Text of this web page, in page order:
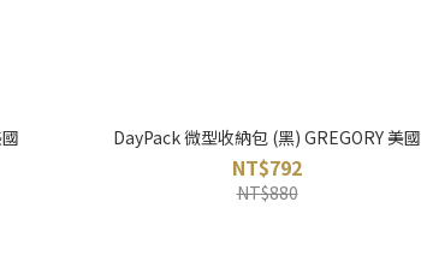
DayPack 微型收納包 (黑) GREGORY 美國
NT$792
NT$880